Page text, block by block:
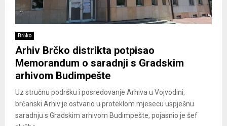
Brčko
Arhiv Brčko distrikta potpisao
Memorandum o saradnji s Gradskim
arhivom Budimpešte
Uz stručnu podršku i posredovanje Arhiva u Vojvodini,
brčanski Arhiv je ostvario u proteklom mjesecu uspješnu
saradnju s Gradskim arhivom Budimpešte, pojasnio je šef